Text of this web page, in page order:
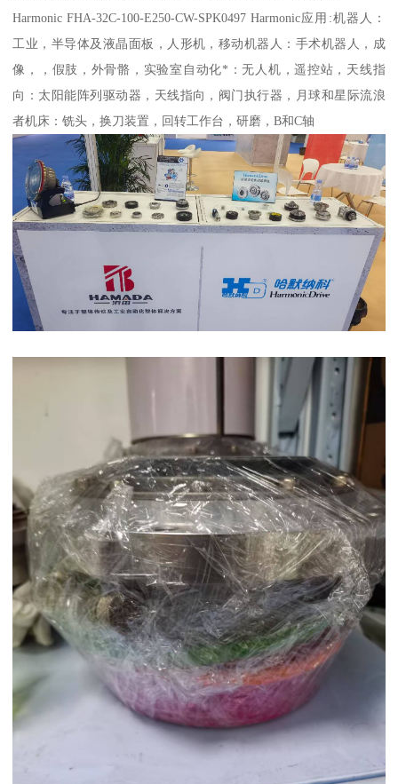
Harmonic FHA-32C-100-E250-CW-SPK0497 Harmonic应用:机器人：
工业，半导体及液晶面板，人形机，移动机器人：手术机器人，成
像，，假肢，外骨骼，实验室自动化*：无人机，遥控站，天线指
向：太阳能阵列驱动器，天线指向，阀门执行器，月球和星际流浪
者机床：铣头，换刀装置，回转工作台，研磨，B和C轴